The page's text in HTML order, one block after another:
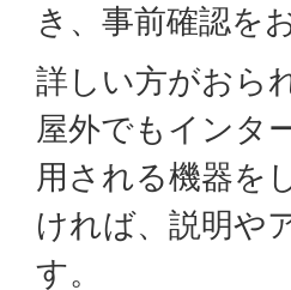
き、事前確認を
詳しい方がおら
屋外でもインタ
用される機器を
ければ、説明や
す。